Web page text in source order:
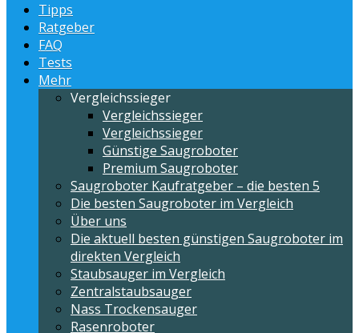
Tipps
Ratgeber
FAQ
Tests
Mehr
Vergleichssieger
Vergleichssieger
Vergleichssieger
Günstige Saugroboter
Premium Saugroboter
Saugroboter Kaufratgeber – die besten 5
Die besten Saugroboter im Vergleich
Über uns
Die aktuell besten günstigen Saugroboter im
direkten Vergleich
Staubsauger im Vergleich
Zentralstaubsauger
Nass Trockensauger
Rasenroboter